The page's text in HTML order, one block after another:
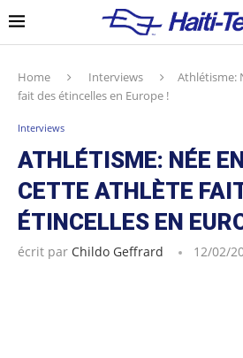
Home Interviews
Athlétisme:
fait des étincelles en Europe !
Interviews
ATHLÉTISME: NÉE
CETTE ATHLÈTE
ÉTINCELLES EN
écrit par Childo Geffrard 12/02/